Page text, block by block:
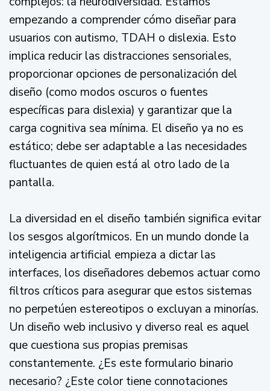
empezando a comprender cómo diseñar para
usuarios con autismo, TDAH o dislexia. Esto
implica reducir las distracciones sensoriales,
proporcionar opciones de personalización del
diseño (como modos oscuros o fuentes
específicas para dislexia) y garantizar que la
carga cognitiva sea mínima. El diseño ya no es
estático; debe ser adaptable a las necesidades
fluctuantes de quien está al otro lado de la
pantalla.
La diversidad en el diseño también significa evitar
los sesgos algorítmicos. En un mundo donde la
inteligencia artificial empieza a dictar las
interfaces, los diseñadores debemos actuar como
filtros críticos para asegurar que estos sistemas
no perpetúen estereotipos o excluyan a minorías.
Un diseño web inclusivo y diverso real es aquel
que cuestiona sus propias premisas
constantemente. ¿Es este formulario binario
necesario? ¿Este color tiene connotaciones